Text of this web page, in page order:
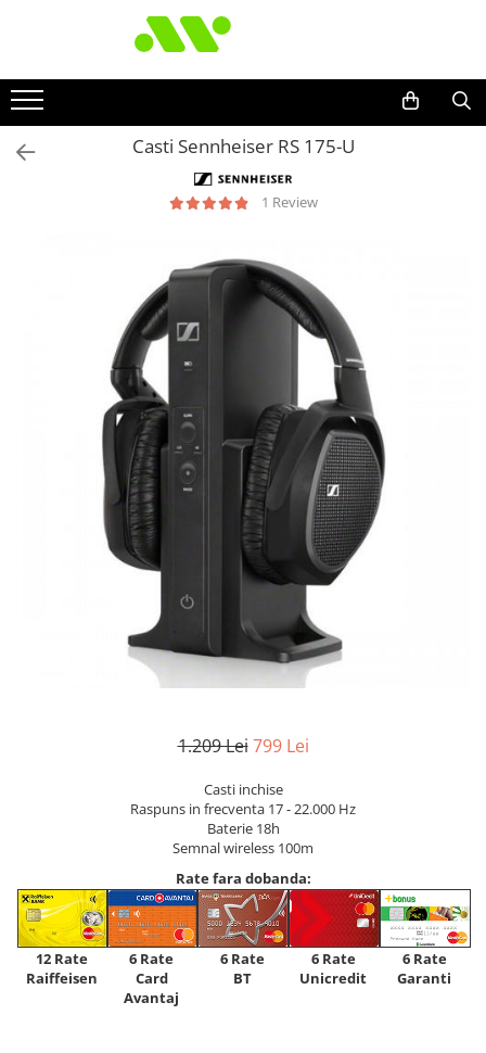
Casti Sennheiser RS 175-U
1 Review
1.209 Lei 799 Lei
Casti inchise
Raspuns in frecventa 17 - 22.000 Hz
Baterie 18h
Semnal wireless 100m
Rate fara dobanda:
12 Rate
Raiffeisen
6 Rate
Card
Avantaj
6 Rate
BT
6 Rate
Unicredit
6 Rate
Garanti